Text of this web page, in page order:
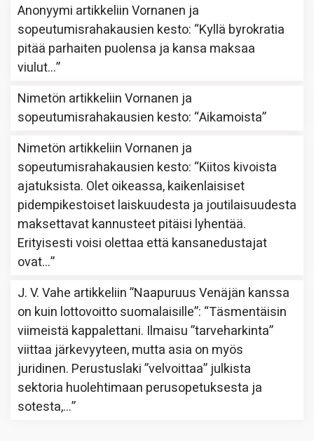
Anonyymi artikkeliinVornanen ja
sopeutumisrahakausien kesto: “Kyllä byrokratia
pitää parhaiten puolensa ja kansa maksaa
viulut…”
Nimetön artikkeliinVornanen ja
sopeutumisrahakausien kesto: “Aikamoista”
Nimetön artikkeliinVornanen ja
sopeutumisrahakausien kesto: “Kiitos kivoista
ajatuksista. Olet oikeassa, kaikenlaisiset
pidempikestoiset laiskuudesta ja joutilaisuudesta
maksettavat kannusteet pitäisi lyhentää.
Erityisesti voisi olettaa että kansanedustajat
ovat…”
J. V. Vahe artikkeliin”Naapuruus Venäjän kanssa
on kuin lottovoitto suomalaisille”: “Täsmentäisin
viimeistä kappalettani. Ilmaisu ”tarveharkinta”
viittaa järkevyyteen, mutta asia on myös
juridinen. Perustuslaki ”velvoittaa” julkista
sektoria huolehtimaan perusopetuksesta ja
sotesta,…”